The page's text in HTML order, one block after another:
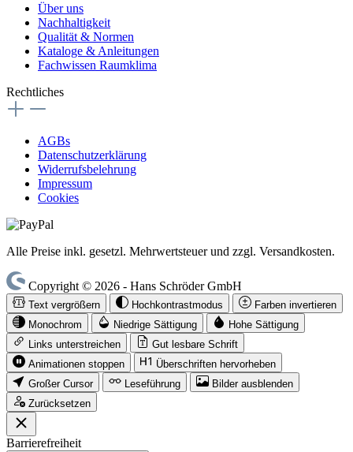
Über uns
Nachhaltigkeit
Qualität & Normen
Kataloge & Anleitungen
Fachwissen Raumklima
Rechtliches
AGBs
Datenschutzerklärung
Widerrufsbelehrung
Impressum
Cookies
Alle Preise inkl. gesetzl. Mehrwertsteuer und zzgl. Versandkosten.
Copyright © 2026 - Hans Schröder GmbH
Text vergrößern Hochkontrastmodus
Farben invertieren
Monochrom
Niedrige Sättigung
Hohe Sättigung
Links unterstreichen
Gut lesbare Schrift
Animationen stoppen
Überschriften hervorheben
Großer Cursor
Leseführung
Bilder ausblenden
Zurücksetzen
Barrierefreiheit